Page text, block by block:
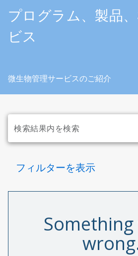
プログラム、製品
ビス
微生物管理サービスのご紹介
フィルターを表示